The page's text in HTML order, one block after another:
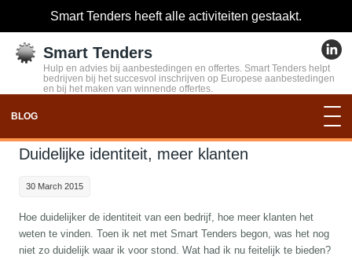
Smart Tenders heeft alle activiteiten gestaakt.
Smart Tenders
Hulp en advies bij aanbestedingen en offertes. Smart Tenders helpt
bedrijven bij het succesvol inschrijven op Europese aanbestedingen
en bij het maken van winnende offertes.
BLOG
Duidelijke identiteit, meer klanten
30 March 2015
Hoe duidelijker de identiteit van een bedrijf, hoe meer klanten het
weten te vinden. Toen ik net met Smart Tenders begon, was het nog
niet zo duidelijk waar ik voor stond. Wat had ik nu feitelijk te bieden?